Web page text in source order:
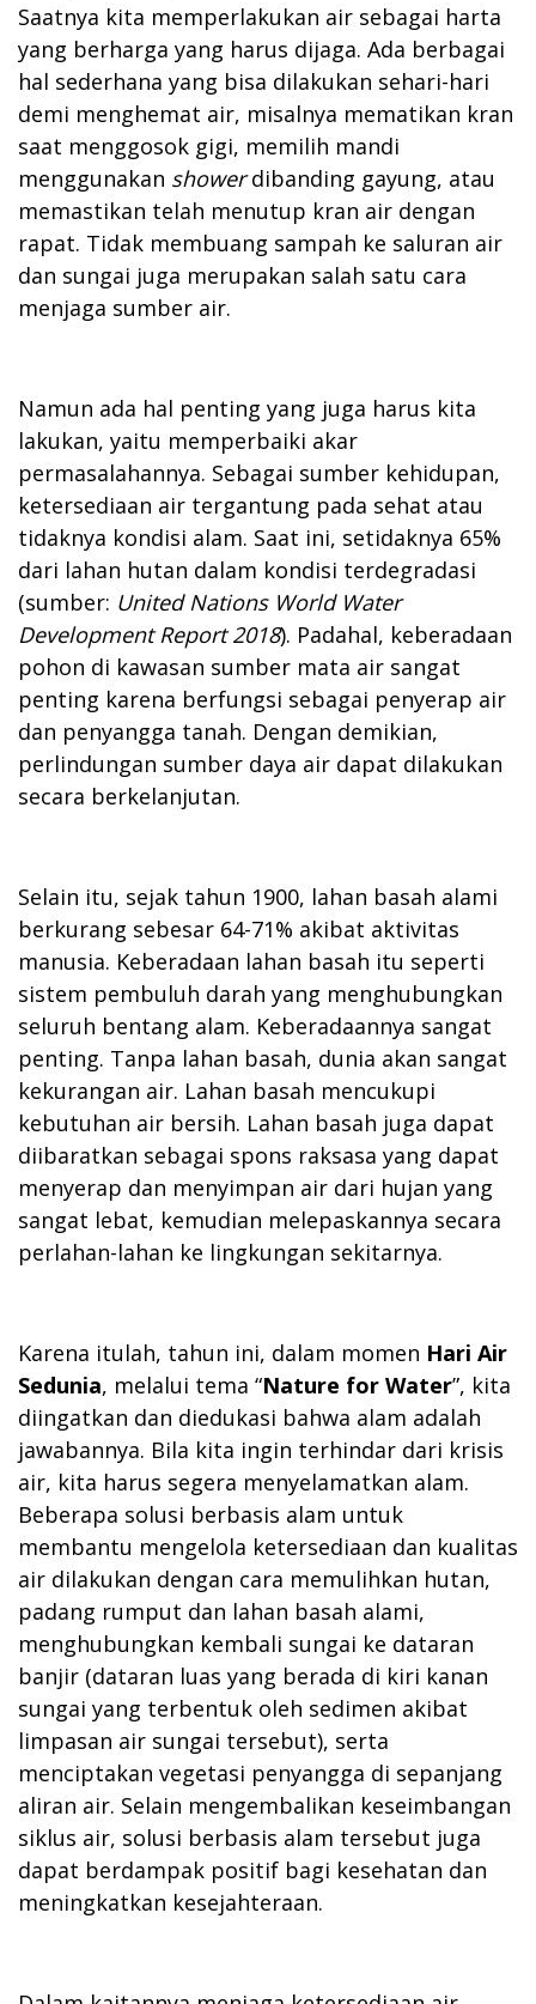
Saatnya kita memperlakukan air sebagai harta
yang berharga yang harus dijaga. Ada berbagai
hal sederhana yang bisa dilakukan sehari-hari
demi menghemat air, misalnya mematikan kran
saat menggosok gigi, memilih mandi
menggunakan showerdibanding gayung, atau
memastikan telah menutup kran air dengan
rapat. Tidak membuang sampah ke saluran air
dan sungai juga merupakan salah satu cara
menjaga sumber air.
Namun ada hal penting yang juga harus kita
lakukan, yaitu memperbaiki akar
permasalahannya. Sebagai sumber kehidupan,
ketersediaan air tergantung pada sehat atau
tidaknya kondisi alam. Saat ini, setidaknya 65%
dari lahan hutan dalam kondisi terdegradasi
(sumber: United Nations World Water
Development Report 2018). Padahal, keberadaan
pohon di kawasan sumber mata air sangat
penting karena berfungsi sebagai penyerap air
dan penyangga tanah. Dengan demikian,
perlindungan sumber daya air dapat dilakukan
secara berkelanjutan.
Selain itu, sejak tahun 1900, lahan basah alami
berkurang sebesar 64-71% akibat aktivitas
manusia. Keberadaan lahan basah itu seperti
sistem pembuluh darah yang menghubungkan
seluruh bentang alam. Keberadaannya sangat
penting. Tanpa lahan basah, dunia akan sangat
kekurangan air. Lahan basah mencukupi
kebutuhan air bersih. Lahan basah juga dapat
diibaratkan sebagai spons raksasa yang dapat
menyerap dan menyimpan air dari hujan yang
sangat lebat, kemudian melepaskannya secara
perlahan-lahan ke lingkungan sekitarnya.
Karena itulah, tahun ini, dalam momen Hari Air
Sedunia, melalui tema “Nature for Water”, kita
diingatkan dan diedukasi bahwa alam adalah
jawabannya. Bila kita ingin terhindar dari krisis
air, kita harus segera menyelamatkan alam.
Beberapa solusi berbasis alam untuk
membantu mengelola ketersediaan dan kualitas
air dilakukan dengan cara memulihkan hutan,
padang rumput dan lahan basah alami,
menghubungkan kembali sungai ke dataran
banjir (dataran luas yang berada di kiri kanan
sungai yang terbentuk oleh sedimen akibat
limpasan air sungai tersebut), serta
menciptakan vegetasi penyangga di sepanjang
aliran air. Selain mengembalikan keseimbangan
siklus air, solusi berbasis alam tersebut juga
dapat berdampak positif bagi kesehatan dan
meningkatkan kesejahteraan.